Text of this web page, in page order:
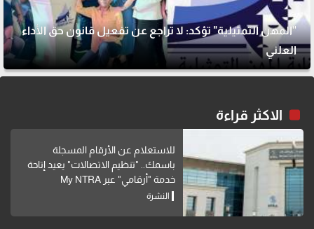
"المهن التمثيلية" تؤكد: لا تراجع عن تفعيل قانون حق الأداء
العلني
الاكثر قراءة
للاستعلام عن الأرقام المسجلة
باسمك.. "تنظيم الاتصالات" يعيد إتاحة
خدمة "أرقامي" عبر My NTRA
النشرة